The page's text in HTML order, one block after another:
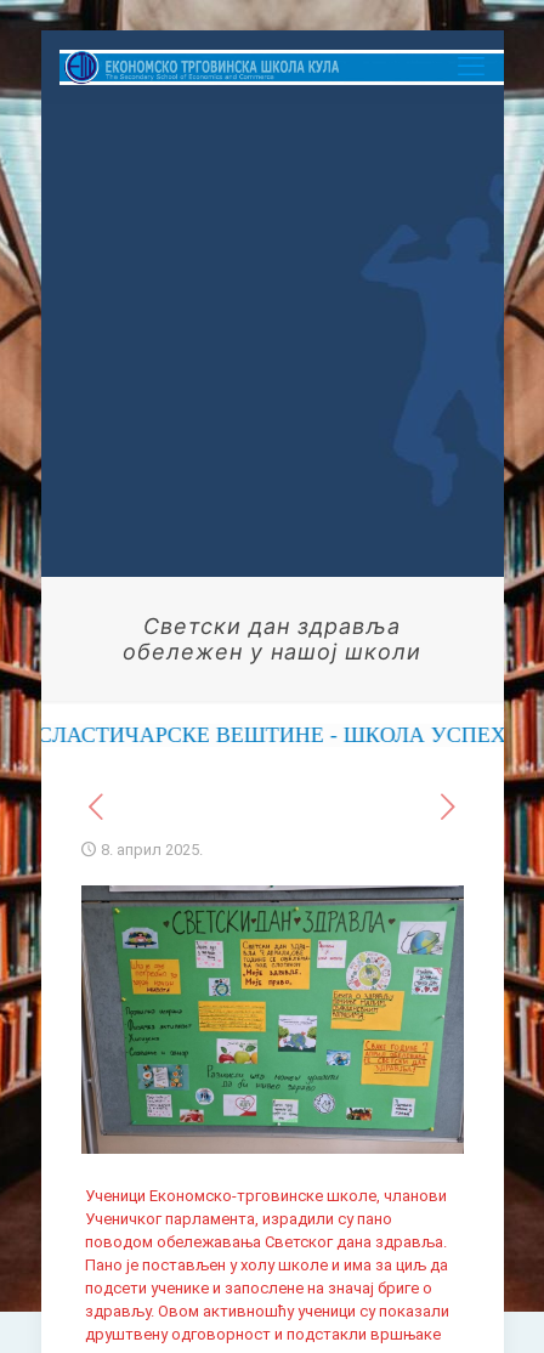
Светски дан здравља
обележен у нашој школи
ВЕШТИНЕ - ШКОЛА УСПЕХА
8. април 2025.
Ученици Економско-трговинске школе, чланови
Ученичког парламента, израдили су пано
поводом обележавања Светског дана здравља.
Пано је постављен у холу школе и има за циљ да
подсети ученике и запослене на значај бриге о
здрављу. Овом активношћу ученици су показали
друштвену одговорност и подстакли вршњаке